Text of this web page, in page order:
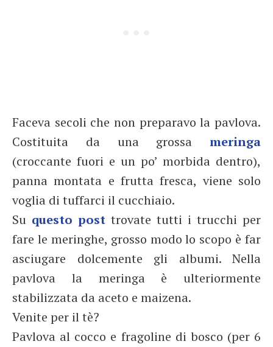
Faceva secoli che non preparavo la pavlova.
Costituita da una grossa meringa
(croccante fuori e un po’ morbida dentro),
panna montata e frutta fresca, viene solo
voglia di tuffarci il cucchiaio.
Su questo post trovate tutti i trucchi per
fare le meringhe, grosso modo lo scopo è far
asciugare dolcemente gli albumi. Nella
pavlova la meringa è ulteriormente
stabilizzata da aceto e maizena.
Venite per il tè?
Pavlova al cocco e fragoline di bosco (per 6